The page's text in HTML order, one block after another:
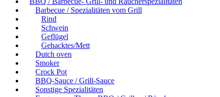
Barbecue / Spezialitäten vom Grill
Rind
Schwein
Geflügel
Gehacktes/Mett
Dutch oven
Smoker
Crock Pot
BBQ-Sauce / Grill-Sauce
Sonstige Spezialitäten